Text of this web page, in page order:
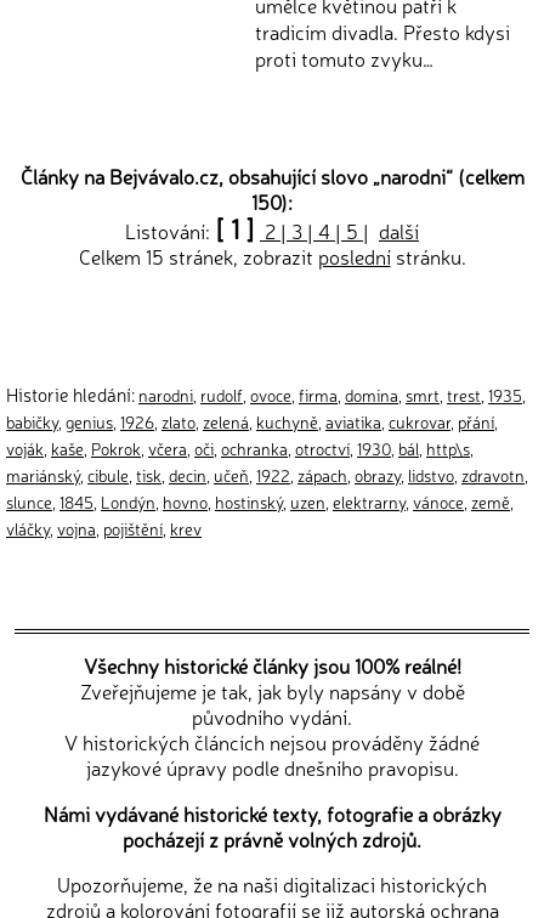
tradicím divadla. Přesto kdysi
proti tomuto zvyku…
Články na Bejvávalo.cz, obsahující slovo „narodni“ (celkem
150):
Listování: [ 1 ] 2 | 3 | 4 | 5 | další
Celkem 15 stránek, zobrazit poslednístránku.
Historie hledání: narodni rudolf ovoce firma domina smrt trest 1935
babičky, genius 1926 zlato zelená kuchyně aviatika cukrovar, přání
voják kaše Pokrok včera oči ochranka otroctví 1930 bál http\s
mariánský, cibule tisk decin učeň 1922 zápach obrazy, lidstvo zdravotn
slunce 1845 Londýn hovno hostinský, uzen elektrarny, vánoce země
vláčky, vojna pojištění krev
Všechny historické články jsou 100% reálné!
Zveřejňujeme je tak, jak byly napsány v době
původního vydání.
V historických článcích nejsou prováděny žádné
jazykové úpravy podle dnešního pravopisu.
Námi vydávané historické texty, fotografie a obrázky
pocházejí z právně volných zdrojů.
Upozorňujeme, že na naši digitalizaci historických
zdrojů a kolorování fotografií se již autorská ochrana